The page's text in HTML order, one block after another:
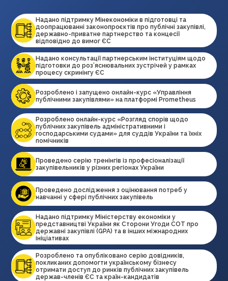
Надано підтримку Мінекономіки в підготовці та
доопрацюванні законопроєктів про публічні закупівлі,
державно-приватне партнерство та концесії
відповідно до вимог ЄС
Надано консультації партнерським інституціям щодо
підготовки до роз’яснювальних зустрічей у рамках
процесу скринінгу ЄС
Розроблено і запущено онлайн-курс «Управління
публічними закупівлями» на платформі Prometheus
Розроблено онлайн-курс «Розгляд спорів щодо
публічних закупівель адміністративними і
господарськими судами» для суддів України та їхніх
помічників
Проведено серію тренінгів із професіоналізації
закупівельників у різних регіонах України
Проведено дослідження з оцінювання потреб у
навчанні у сфері публічних закупівель
Надано підтримку Міністерству економіки у
представництві України як Сторони Угоди СОТ про
державні закупівлі (GPA) та в інших міжнародних
ініціативах
Розроблено та опубліковано серію довідників,
покликаних допомогти українському бізнесу
отримати доступ до ринків публічних закупівель
держав-членів ЄС та країн-кандидатів